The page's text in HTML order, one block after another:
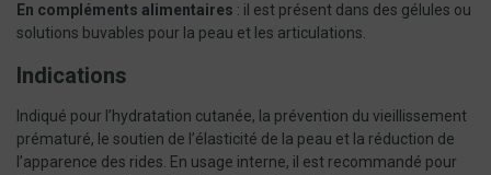
En compléments alimentaires : il est présent dans des gélules ou
solutions buvables pour la peau et les articulations.
Indications
Indiqué pour l’hydratation cutanée, la prévention du vieillissement
prématuré, le soutien de l’élasticité de la peau et la réduction de
l’apparence des rides. En usage interne, il est recommandé pour